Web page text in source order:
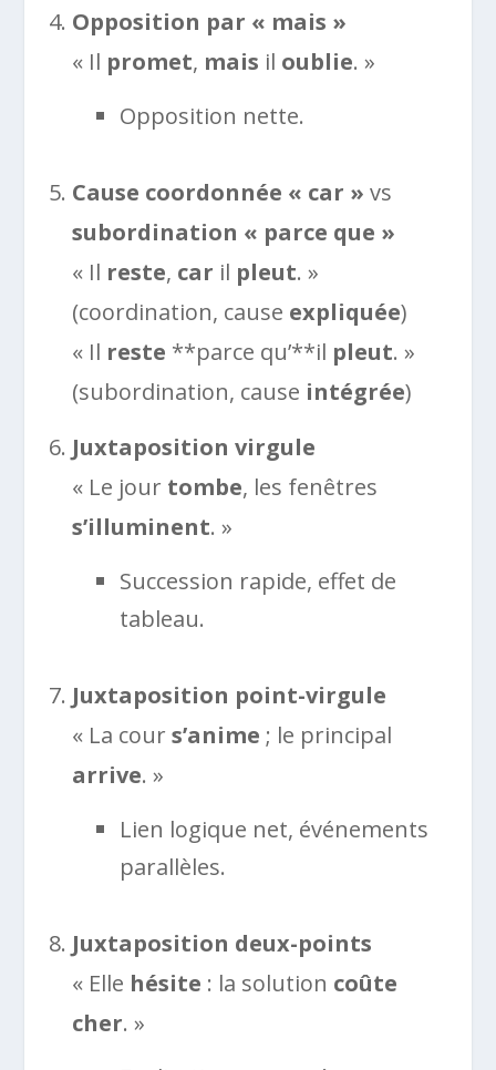
Opposition par « mais »
« Il promet, mais il oublie. »
Opposition nette.
Cause coordonnée « car » vs
subordination « parce que »
« Il reste, car il pleut. »
(coordination, cause expliquée)
« Il reste **parce qu’**il pleut. »
(subordination, cause intégrée)
Juxtaposition virgule
« Le jour tombe, les fenêtres
s’illuminent. »
Succession rapide, effet de
tableau.
Juxtaposition point-virgule
« La cours’anime ; le principal
arrive. »
Lien logique net, événements
parallèles.
Juxtaposition deux-points
« Elle hésite : la solution coûte
cher. »